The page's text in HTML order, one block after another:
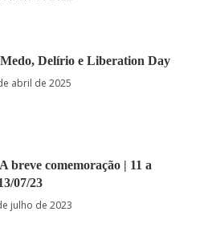
Delírio e Liberation Day
abril de 2025
breve comemoração | 11 a
07/23
julho de 2023